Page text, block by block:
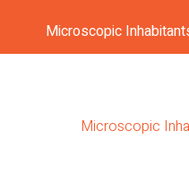
Microscopic